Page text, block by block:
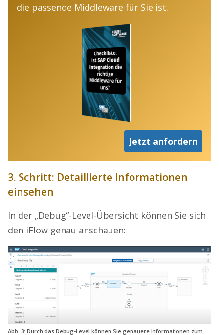
die passende Middleware für Sie ist.
Jetzt anfordern
3. Schritt: Detaillierte Informationen
einsehen
In der „Debug“-Level-Übersicht können Sie sich
den iFlow genau anschauen:
Abb. 3: Durch das Debug-Level können Sie genauere Informationen zum